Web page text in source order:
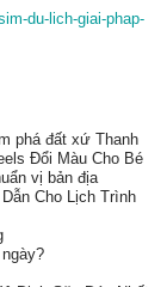
du-lich-giai-phap-
phá đất xứ Thanh
Đổi Màu Cho Bé
vị bản địa
Cho Lịch Trình